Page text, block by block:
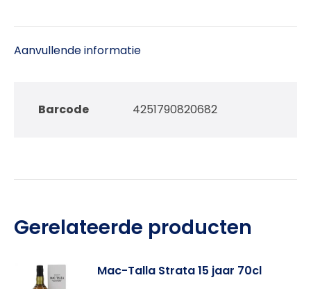
Aanvullende informatie
Barcode 4251790820682
Gerelateerde producten
Mac-Talla Strata 15 jaar 70cl